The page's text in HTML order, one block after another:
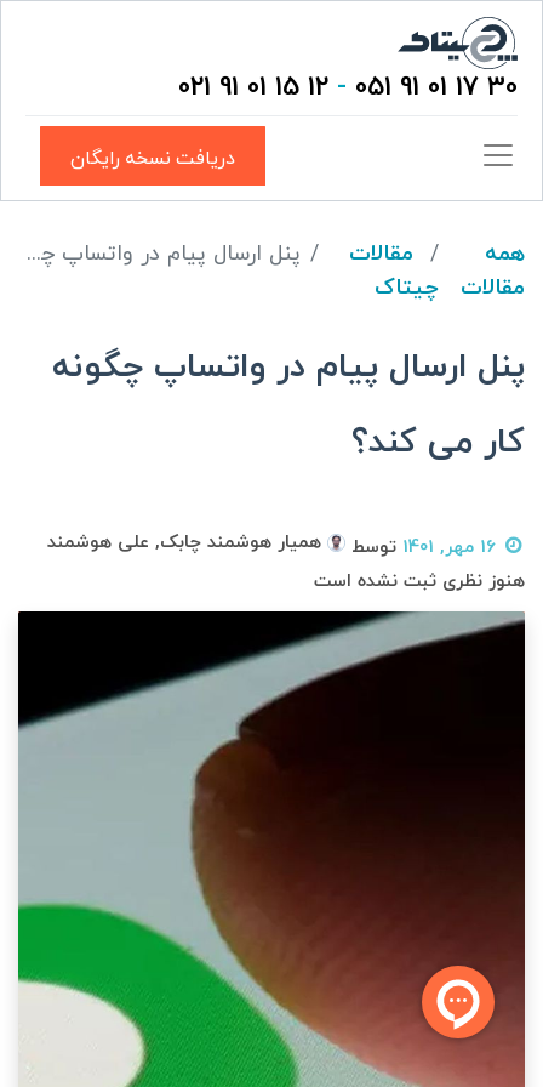
30 17 01 91 051
-
12 15 01 91 021
دریافت نسخه رایگان
همه
مقالات
مقالات
چیتاک
پنل ارسال پیام در واتساپ چگونه کار می کند؟
پنل ارسال پیام در واتساپ چگونه
کار می کند؟
16 مهر, 1401 توسط
همیار هوشمند چابک, علی هوشمند
هنوز نظری ثبت نشده است